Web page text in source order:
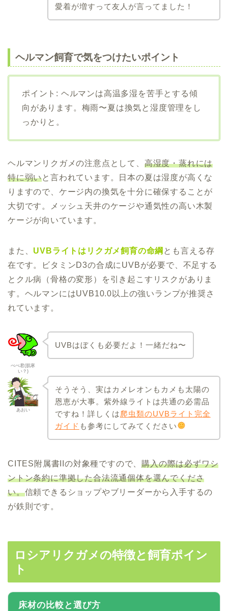
愛着が増すって友人が言ってました！
ヘルマン飼育で気をつけたいポイント
ポイント: ヘルマンは高温多湿を苦手とする傾
向があります。梅雨〜夏は換気と湿度管理をし
っかりと。
ヘルマンリクガメの注意点として、 高湿度・蒸れには
特に弱いと言われています。日本の夏は湿度が高くな
りますので、ケージ内の換気を十分に確保することが
大切です。メッシュ天井のケージや通気性の高い木製
ケージが向いています。
また、 UVBライトはリクガメ飼育の命綱 とも言える存
在です。ビタミンD3の合成にUVBが必要で、不足する
とクル病（骨格の変形）を引き起こすリスクがありま
す。ヘルマンにはUVB10.0以上の強いランプが推奨さ
れています。
ぺぺ君(肌寒
い？)
UVBはぼくも必要だよ！一緒だね〜
あおい
そうそう、実はカメレオンもカメも太陽の
恩恵が大事。紫外線ライトは共通の必需品
ですね！詳しくは爬虫類のUVBライト完全
ガイド も参考にしてみてください
CITES附属書IIの対象種ですので、購入の際は必ずワシ
ントン条約に準拠した合法流通個体を選んでくださ
い。信頼できるショップやブリーダーから入手するの
が鉄則です。
ロシアリクガメの特徴と飼育ポイン
ト
床材の比較と選び方